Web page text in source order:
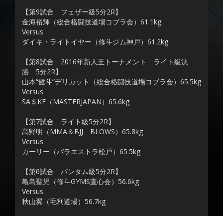
【第9試合 フェザー級5分2R】
金海裕輝（総合格闘技道場コブラ会）61.1kg
Versus
ダイキ・ライトイヤー（修斗ジム神戸）61.2kg
【第8試合 2016年新人王トーナメント ライト級決
勝 5分2R】
山本“健斗”デリカット（総合格闘技道場コブラ会）65.5kg
Versus
SA＄KE（MASTERJAPAN）65.6kg
【第7試合 ライト級5分2R】
高野明（MMA＆BJJ BLOWS）65.8kg
Versus
カーリー（パラエストラ松戸）65.5kg
【第6試合 バンタム級5分2R】
亀島聖児（修斗GYMS直心会）56.6kg
Versus
秋山翼（毛利道場）56.7kg